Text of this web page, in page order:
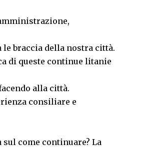
braccia della nostra città.
di queste continue litanie
alla città.
consiliare e
sul come continuare? La